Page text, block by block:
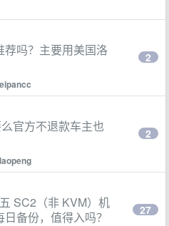
荐吗？主要用美国洛
2
官方不退款车主也
2
SC2（非 KVM）机
备份，值得入吗？
27